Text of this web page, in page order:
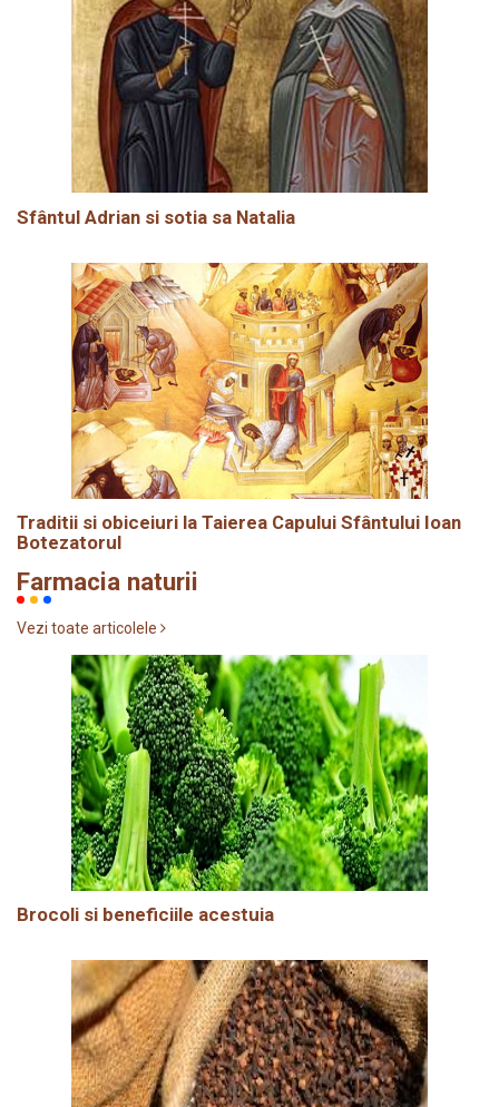
Sfântul Adrian si sotia sa Natalia
Traditii si obiceiuri la Taierea Capului Sfântului Ioan
Botezatorul
Farmacia naturii
Vezi toate articolele
Brocoli si beneficiile acestuia